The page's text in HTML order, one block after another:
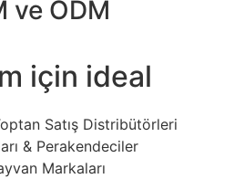
ve ODM
için ideal
Satış Distribütörleri
& Perakendeciler
Markaları